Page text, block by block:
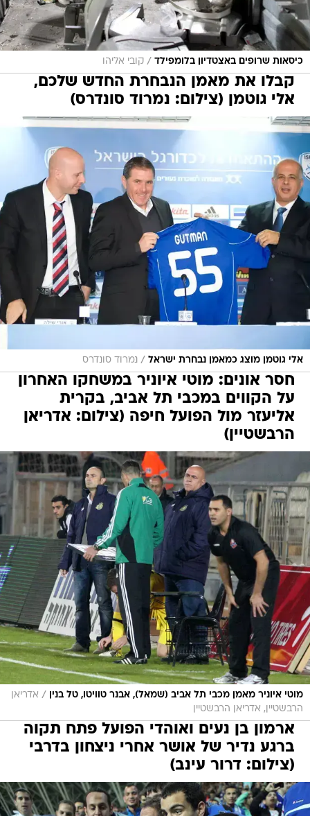
כיסאות שרופים באצטדיון בלומפילד / קובי אליהו
קבלו את מאמן הנבחרת החדש שלכם,
אלי גוטמן (צילום: נמרוד סונדרס)
אלי גוטמן מוצג כמאמן נבחרת ישראל / נמרוד סונדרס
חסר אונים: מוטי איוניר במשחקו האחרון
על הקווים במכבי תל אביב, בקרית
אליעזר מול הפועל חיפה (צילום: אדריאן
הרבשטיין)
מוטי איוניר מאמן מכבי תל אביב (שמאל), אבנר טוויטו, טל בנין / אדריאן
הרבשטיין, אדריאן הרבשטיין
ארמון בן נעים ואוהדי הפועל פתח תקוה
ברגע נדיר של אושר אחרי ניצחון בדרבי
(צילום: דרור עינב)